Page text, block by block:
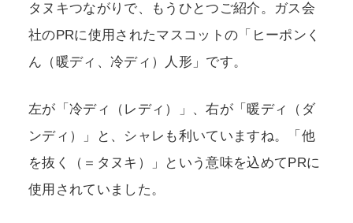
タヌキつながりで、もうひとつご紹介。ガス会
社のPRに使用されたマスコットの「ヒーポンく
ん（暖ディ、冷ディ）人形」です。
左が「冷ディ（レディ）」、右が「暖ディ（ダ
ンディ）」と、シャレも利いていますね。「他
を抜く（＝タヌキ）」という意味を込めてPRに
使用されていました。